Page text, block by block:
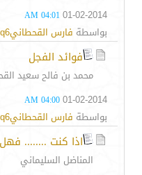
01-02-2014
04:01 AM
بواسطة فارس القحطانيq6
فوائد الفجل
محمد بن فالح سعيد
01-02-2014
04:00 AM
بواسطة فارس القحطانيq6
اذا كنت ........
المناضل السليماني